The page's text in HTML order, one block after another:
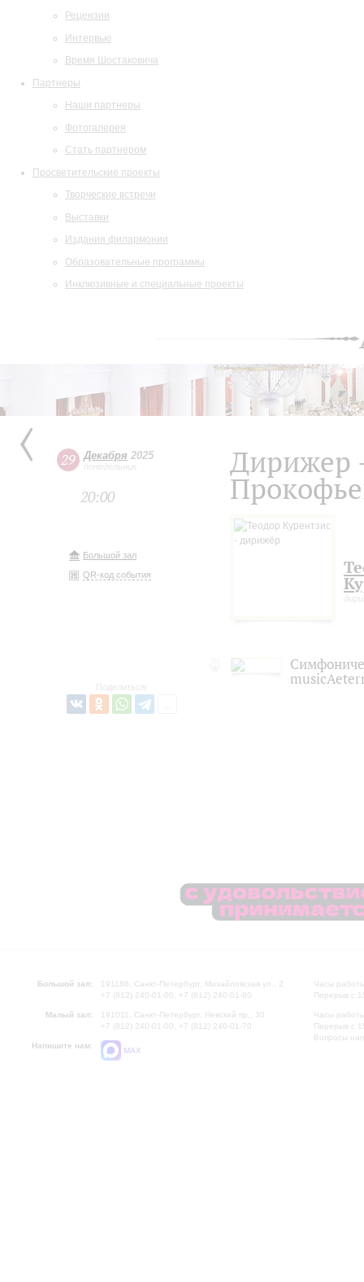
Рецензии
Интервью
Время Шостаковича
Партнеры
Наши партнеры
Фотогалерея
Стать партнером
Просветительские проекты
Творческие встречи
Выставки
Издания филармонии
Образовательные программы
Инклюзивные и специальные проекты
29 Декабря 2025
понедельник
20:00
Большой зал
QR-код события
Поделиться:
Дирижер
Большой зал:
191186, Санкт-Петербург, Михайловская ул., 2
+7 (812) 240-01-00, +7 (812) 240-01-80
Малый зал:
191011, Санкт-Петербург, Невский пр., 30
+7 (812) 240-01-00, +7 (812) 240-01-70
Напишите нам:
MAX
Часы
Перерыв с
Часы
Перерыв с
Вопросы